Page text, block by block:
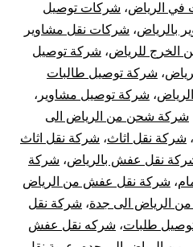
في الرياض، شركات توصيل
بالرياض، شركات نقل مشاوير
الخرج للرياض، شركة توصيل
، شركة توصيل طالبات
، شركة توصيل مشاوير ،
شركة شحن من الرياض الى
، شركة نقل اثاث، شركة نقل اثاث
نقل عفش بالرياض، شركة
، شركة نقل عفش من الرياض
الرياض الى جدة، شركة نقل
طلبات، شركه نقل عفش